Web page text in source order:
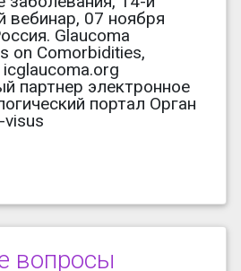
07 ноября
Glaucoma
on Comorbidities,
партнер электронное
портал Орган
visus
вопросы